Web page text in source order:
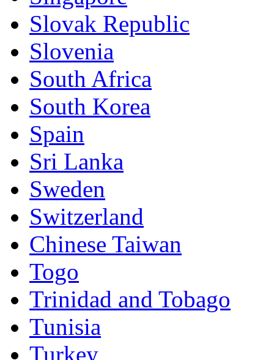
Slovak Republic
Slovenia
South Africa
South Korea
Spain
Sri Lanka
Sweden
Switzerland
Chinese Taiwan
Togo
Trinidad and Tobago
Tunisia
Turkey